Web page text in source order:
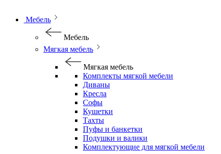
Мебель
Мебель
Мягкая мебель
Мягкая мебель
Комплекты мягкой мебели
Диваны
Кресла
Софы
Кушетки
Тахты
Пуфы и банкетки
Подушки и валики
Комплектующие для мягкой мебели